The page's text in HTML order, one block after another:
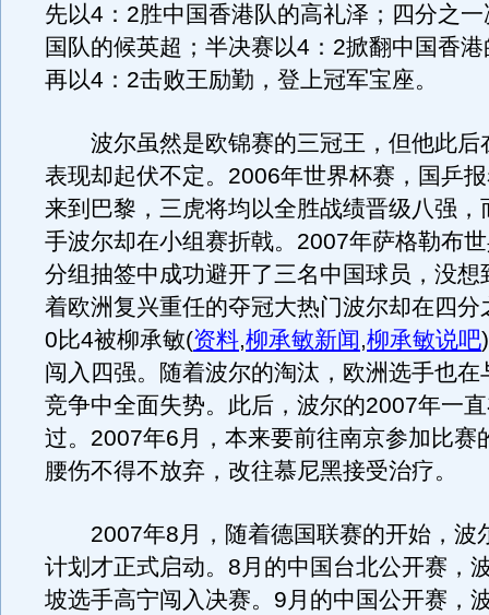
先以4：2胜中国香港队的高礼泽；四分之
国队的候英超；半决赛以4：2掀翻中国香
再以4：2击败王励勤，登上冠军宝座。
波尔虽然是欧锦赛的三冠王，但他此后
表现却起伏不定。2006年世界杯赛，国乒
来到巴黎，三虎将均以全胜战绩晋级八强，
手波尔却在小组赛折戟。2007年萨格勒布
分组抽签中成功避开了三名中国球员，没想
着欧洲复兴重任的夺冠大热门波尔却在四分
0比4被柳承敏(资料,柳承敏新闻,柳承敏说吧)
闯入四强。随着波尔的淘汰，欧洲选手也在
竞争中全面失势。此后，波尔的2007年一
过。2007年6月，本来要前往南京参加比赛
腰伤不得不放弃，改往慕尼黑接受治疗。
2007年8月，随着德国联赛的开始，波
计划才正式启动。8月的中国台北公开赛，
坡选手高宁闯入决赛。9月的中国公开赛，